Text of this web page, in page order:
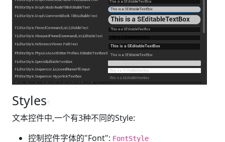
Styles
文本控件中,一个有3种不同的Style:
控制控件字体的"Font": FontStyle